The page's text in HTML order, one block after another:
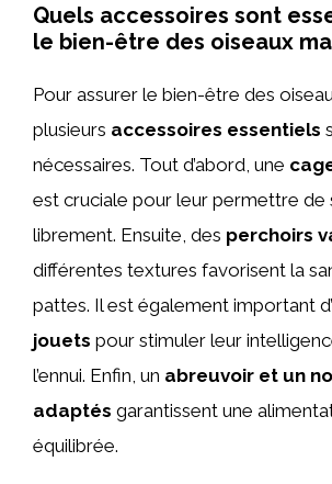
Quels accessoires sont
le bien-être des oiseaux
Pour assurer le bien-être des
plusieurs accessoires essentiels
nécessaires. Tout d’abord, une
est cruciale pour leur permettre de
librement. Ensuite, des perchoirs
différentes textures favorisent la
pattes. Il est également important
jouets pour stimuler leur
l’ennui. Enfin, un abreuvoir et un
adaptés garantissent une
équilibrée.